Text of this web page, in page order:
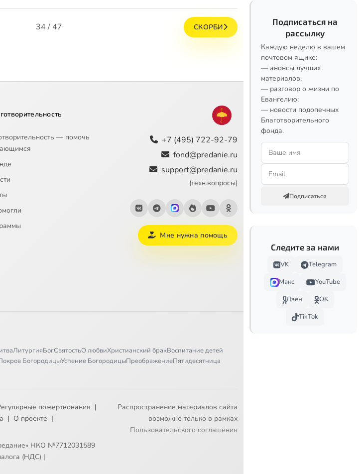
34 / 47 СКОРБИ
— помочь
+7 (495) 722-92-79
fond@predanie.ru
support@predanie.ru
(техн.вопросы)
Мне нужна помощь
ЛитургияБогСвятостьО любвиХристианский бракВоспитание детей
БогородицыУспение БогородицыПреображениеПятидесятница
пожертвования |
| О проекте |
НКО №7712031589
(НДС) |
Распространение материалов сайта
возможно только в рамках
Пользовательского соглашения
Подписаться на
рассылку
Каждую неделю в вашем
почтовом ящике:
— анонсы лучших
материалов;
— разговор о жизни по
Евангелию;
— новости подопечных
Благотворительного
фонда.
Подписаться
Следите за нами
VK
Telegram
Макс
YouTube
Дзен
OK
TikTok